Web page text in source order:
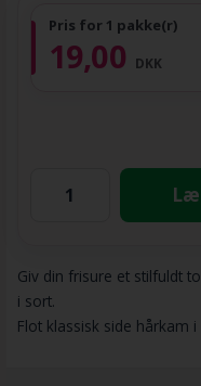
Pris for 1 pakke(r)
19,00 DKK
Giv din frisure et stilfuldt
i sort.
Flot klassisk side hårkam